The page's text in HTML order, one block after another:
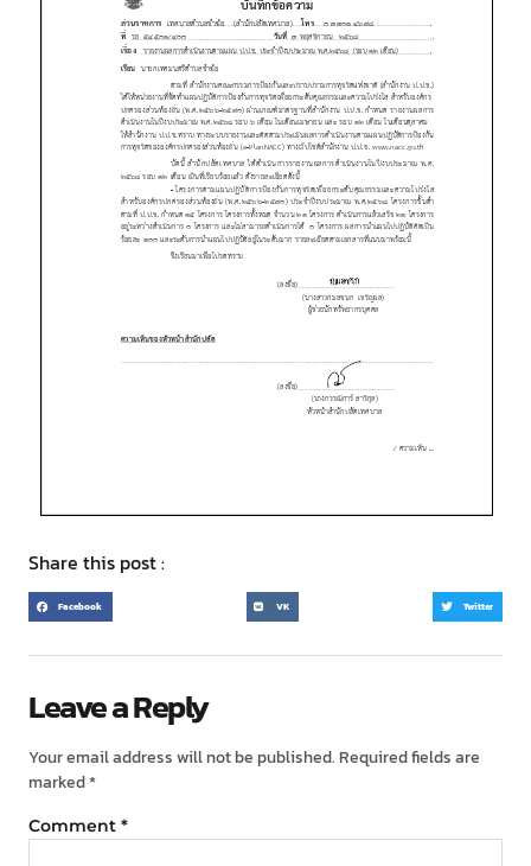
Share this post :
Facebook VK Twitter
Leave a Reply
Your email address will not be published. Required fields are
marked*
Comment *